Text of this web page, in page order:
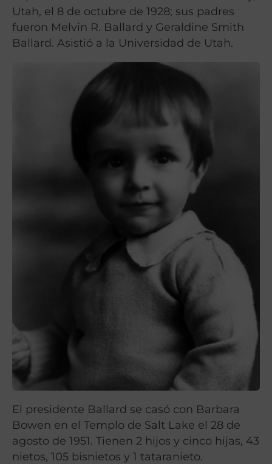
Utah, el 8 de octubre de 1928; sus padres
fueron Melvin R. Ballard y Geraldine Smith
Ballard. Asistió a la Universidad de Utah.
El presidente Ballard se casó con Barbara
Bowen en el Templo de Salt Lake el 28 de
agosto de 1951. Tienen 2 hijos y cinco hijas, 43
nietos, 105 bisnietos y 1 tataranieto.